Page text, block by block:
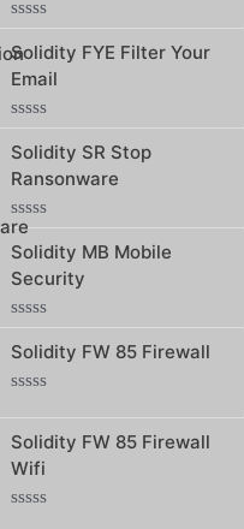
0
sur
5
Solidity FYE Filter Your
Email
0
sur
5
Solidity SR Stop
Ransonware
Note
0
sur
5
Solidity MB Mobile
Security
0
5
Solidity FW 85 Firewall
sur
5
Solidity FW 85 Firewall
Wifi